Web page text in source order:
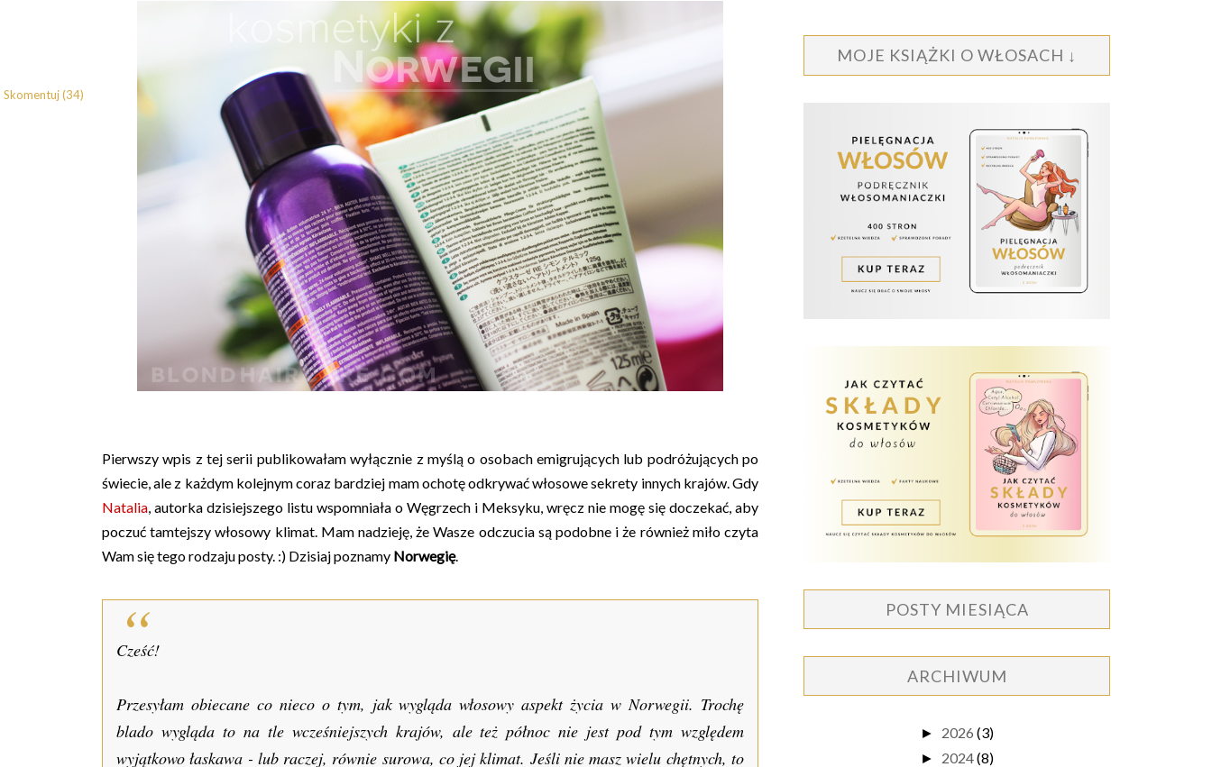
Pierwszy wpis z tej serii publikowałam wyłącznie z myślą o osobach emigrujących lub podróżujących po
świecie, ale z każdym kolejnym coraz bardziej mam ochotę odkrywać włosowe sekrety innych krajów. Gdy
Natalia, autorka dzisiejszego listu wspomniała o Węgrzech i Meksyku, wręcz nie mogę się doczekać, aby
poczuć tamtejszy włosowy klimat. Mam nadzieję, że Wasze odczucia są podobne i że również miło czyta
Wam się tego rodzaju posty. :) Dzisiaj poznamy Norwegię.
Cześć!
Przesyłam obiecane co nieco o tym, jak wygląda włosowy aspekt życia w Norwegii. Trochę
blado wygląda to na tle wcześniejszych krajów, ale też północ nie jest pod tym względem
wyjątkowo łaskawa - lub raczej, równie surowa, co jej klimat. Jeśli nie masz wielu chętnych, to
Skomentuj (34)
MOJE KSIĄŻKI O WŁOSACH ↓
POSTY MIESIĄCA
ARCHIWUM
► 2026 (3)
► 2024(8)